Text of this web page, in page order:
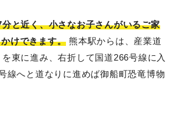
と近く、小さなお子さんがいるご家
けできます。 熊本駅からは、産業道
東に進み、右折して国道266号線に入
線へと道なりに進めば御船町恐竜博物